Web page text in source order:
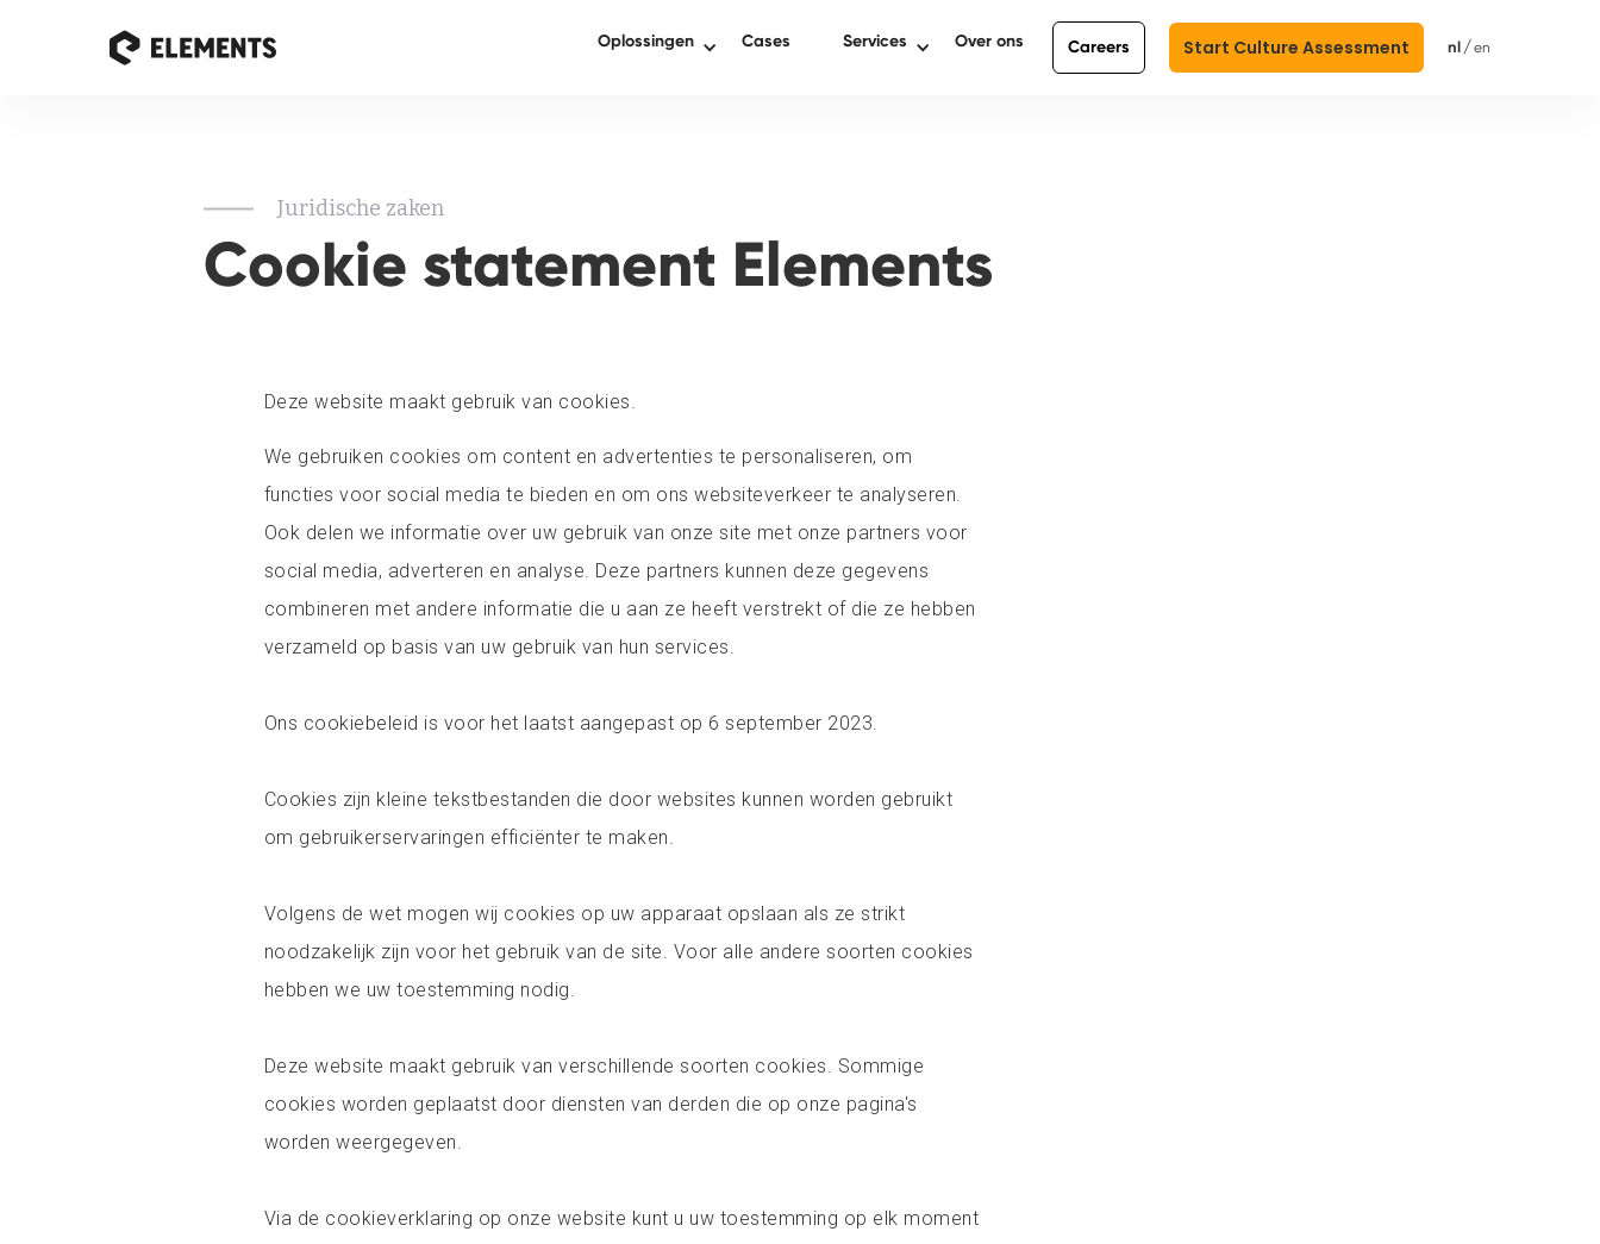
Oplossingen Cases Services Over ons Careers Start Culture Assessment nl /en
Juridische zaken
Cookie statement Elements
Deze website maakt gebruik van cookies.
We gebruiken cookies om content en advertenties te personaliseren, om
functies voor social media te bieden en om ons websiteverkeer te analyseren.
Ook delen we informatie over uw gebruik van onze site met onze partners voor
social media, adverteren en analyse. Deze partners kunnen deze gegevens
combineren met andere informatie die u aan ze heeft verstrekt of die ze hebben
verzameld op basis van uw gebruik van hun services.
Ons cookiebeleid is voor het laatst aangepast op 6 september 2023.
Cookies zijn kleine tekstbestanden die door websites kunnen worden gebruikt
om gebruikerservaringen efficiënter te maken.
Volgens de wet mogen wij cookies op uw apparaat opslaan als ze strikt
noodzakelijk zijn voor het gebruik van de site. Voor alle andere soorten cookies
hebben we uw toestemming nodig.
Deze website maakt gebruik van verschillende soorten cookies. Sommige
cookies worden geplaatst door diensten van derden die op onze pagina's
worden weergegeven.
Via de cookieverklaring op onze website kunt u uw toestemming op elk moment